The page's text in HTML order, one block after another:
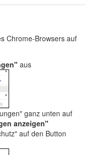
Chrome-Browsers auf
aus
ganz unten auf
anzeigen"
auf den Button